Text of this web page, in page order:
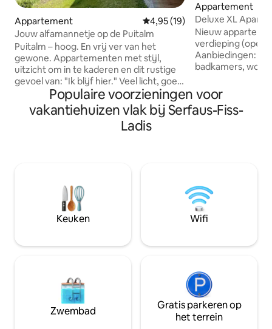
Appartement Gemiddelde beoordeling van
4,95 (19)
Jouw alfamannetje op de Puitalm
Puitalm – hoog. En vrij ver van het
gewone. Appartementen met stijl,
uitzicht om in te kaderen en dit rustige
gevoel van: "Ik blijf hier." Veel licht, goed
design, tot in de puntjes verzorgd – en
ja, elke unit heeft een eigen balkon of
terras met een echt panorama. Geen
normaal is nadat hij buiten is geweest.
Of je nu aan het wandelen, lezen,
werken of helemaal niets aan het doen
bent, alles voelt hier beter. Jouw topper:
slaapkamers | Balkon met panoramisch
tweepersoonsbed en elk met een eigen
badkamer, ruime keuken met zithoek
(uitbreidbaar), eethoek met ruimte voor
iedereen, balkon met uitzicht, 2
Appartement
Deluxe XL
Apart Heiss
Nieuw
verdieping
Aanbiedingen: 3 slaapkamers met tv, 2
badkamers,
zonneterras.
Gratis afsluitbare
Gratis parking bij
Populaire voorzieningen voor
vakantiehuizen vlak bij Serfaus-Fiss-
Ladis
Keuken Wifi
Zwembad
Gratis parkeren op
het terrein